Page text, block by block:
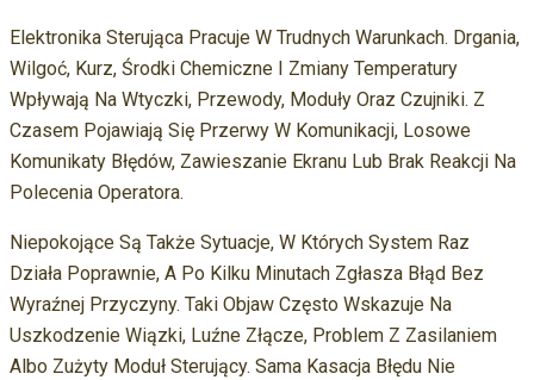
Elektronika Sterująca Pracuje W Trudnych Warunkach. Drgania,
Wilgoć, Kurz, Środki Chemiczne I Zmiany Temperatury
Wpływają Na Wtyczki, Przewody, Moduły Oraz Czujniki. Z
Czasem Pojawiają Się Przerwy W Komunikacji, Losowe
Komunikaty Błędów, Zawieszanie Ekranu Lub Brak Reakcji Na
Polecenia Operatora.
Niepokojące Są Także Sytuacje, W Których System Raz
Działa Poprawnie, A Po Kilku Minutach Zgłasza Błąd Bez
Wyraźnej Przyczyny. Taki Objaw Często Wskazuje Na
Uszkodzenie Wiązki, Luźne Złącze, Problem Z Zasilaniem
Albo Zużyty Moduł Sterujący. Sama Kasacja Błędu Nie